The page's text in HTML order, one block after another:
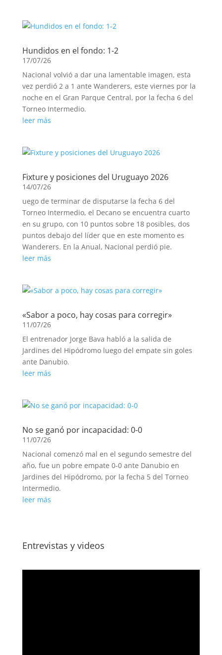
Hundidos en el fondo: 1-2
17/07/26
Nacional volvió a dar una lamentable imagen, esta
vez perdió 2 a 1 ante Wanderers, este viernes por la
noche en el Gran Parque Central, por la fecha 6 del
Torneo Intermedio.
leer más
Fixture y posiciones del Uruguayo 2026
14/07/26
uego de terminar de disputarse la fecha 6 del
Torneo Intermedio, el Decano se encuentra cuarto
en su grupo, con 10 puntos sobre 18 posibles, dos
puntos debajo del líder que en este momento es
Wanderers. En la Anual, Nacional perdió pie.
leer más
«Sabor a poco, hay cosas para corregir»
11/07/26
El entrenador Jorge Bava habló a la salida de
Jardines del Hipódromo luego del empate sin goles
ante Danubio.
leer más
No se ganó por incapacidad: 0-0
11/07/26
Nacional comenzó mal en el segundo semestre del
año, fue un pobre empate 0-0 ante Danubio en
Jardines del Hipódromo, por la fecha 5 del Torneo
Intermedio.
leer más
Entrevistas y videos